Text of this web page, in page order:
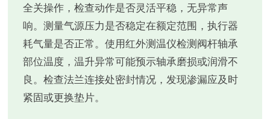
全关操作，检查动作是否灵活平稳，无异常声
响。测量气源压力是否稳定在额定范围，执行器
耗气量是否正常。使用红外测温仪检测阀杆轴承
部位温度，温升异常可能预示轴承磨损或润滑不
良。检查法兰连接处密封情况，发现渗漏应及时
紧固或更换垫片。